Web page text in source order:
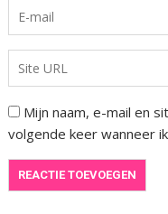
Mijn naam, e-mail en
volgende keer wanneer